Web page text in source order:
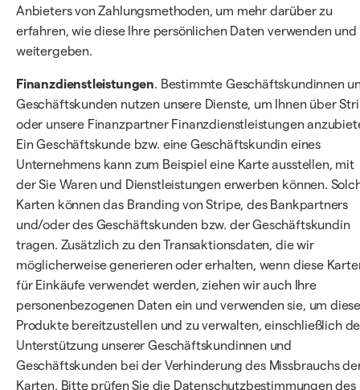
Anbieters von Zahlungsmethoden, um mehr darüber zu
erfahren, wie diese Ihre persönlichen Daten verwenden und
weitergeben.
Finanzdienstleistungen. Bestimmte Geschäftskundinnen
Geschäftskunden nutzen unsere Dienste, um Ihnen über
oder unsere Finanzpartner Finanzdienstleistungen
Ein Geschäftskunde bzw. eine Geschäftskundin eines
Unternehmens kann zum Beispiel eine Karte ausstellen, mit
der Sie Waren und Dienstleistungen erwerben können.
Karten können das Branding von Stripe, des Bankpartners
und/oder des Geschäftskunden bzw. der Geschäftskundin
tragen. Zusätzlich zu den Transaktionsdaten, die wir
möglicherweise generieren oder erhalten, wenn diese
für Einkäufe verwendet werden, ziehen wir auch Ihre
personenbezogenen Daten ein und verwenden sie, um
Produkte bereitzustellen und zu verwalten, einschließlich
Unterstützung unserer Geschäftskundinnen und
Geschäftskunden bei der Verhinderung des Missbrauchs
Karten. Bitte prüfen Sie die Datenschutzbestimmungen des